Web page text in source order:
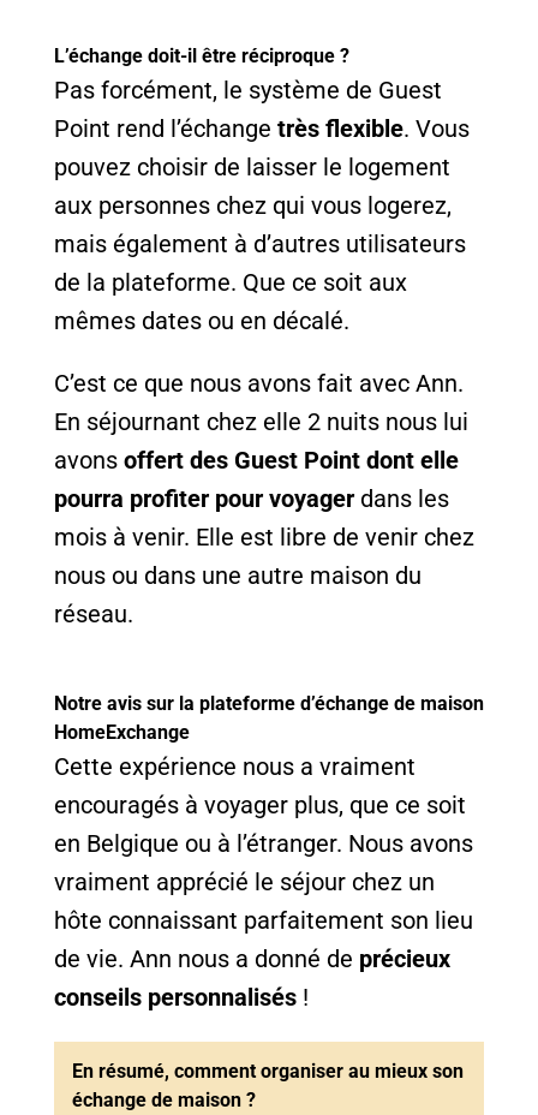
L’échange doit-il être réciproque ?
Pas forcément, le système de Guest
Point rend l’échange très flexible. Vous
pouvez choisir de laisser le logement
aux personnes chez qui vous logerez,
mais également à d’autres utilisateurs
de la plateforme. Que ce soit aux
mêmes dates ou en décalé.
C’est ce que nous avons fait avec Ann.
En séjournant chez elle 2 nuits nous lui
avons offert des Guest Point dont elle
pourra profiter pour voyagerdans les
mois à venir. Elle est libre de venir chez
nous ou dans une autre maison du
réseau.
Notre avis sur la plateforme d’échange de maison
HomeExchange
Cette expérience nous a vraiment
encouragés à voyager plus, que ce soit
en Belgique ou à l’étranger. Nous avons
vraiment apprécié le séjour chez un
hôte connaissant parfaitement son lieu
de vie. Ann nous a donné de précieux
conseils personnalisés!
En résumé, comment organiser au mieux son
échange de maison ?